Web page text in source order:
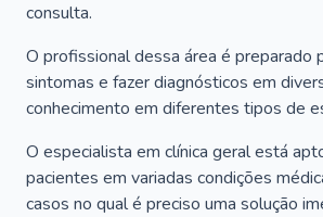
consulta.
O profissional dessa área é preparado
sintomas e fazer diagnósticos em
conhecimento em diferentes tipos de
O especialista em clínica geral está
pacientes em variadas condições
casos no qual é preciso uma solução